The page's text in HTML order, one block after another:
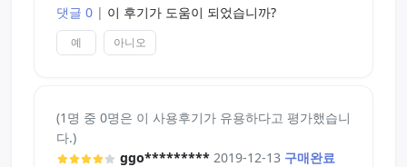
비싸도 아마 이거만 쓰지않을까 싶을정도로 특정용
도에 최적화 된 제품입니다
매우 떨어져 비추천드립니다
댓글 0 | 이 후기가 도움이 되었습니까?
예 아니오
(1명 중 0명은 이 사용후기가 유용하다고 평가했습니
다.)
ggo********* 2019-12-13 구매완료